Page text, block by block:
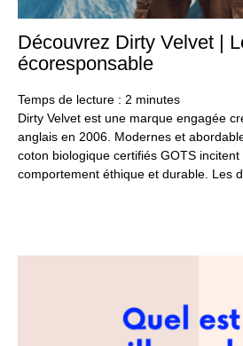
Découvrez Dirty Velvet |
écoresponsable
Temps de lecture : 2 minutes
Dirty Velvet est une marque engagée
anglais en 2006. Modernes et
coton biologique certifiés GOTS
comportement éthique et durable. Les